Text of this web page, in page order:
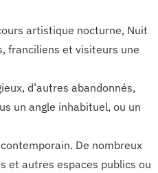
artistique nocturne, Nuit
franciliens et visiteurs une
d’autres abandonnés,
un angle inhabituel, ou un
De nombreux
et autres espaces publics ou